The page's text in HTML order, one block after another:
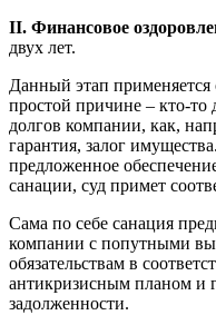
II. Финансовое
двух лет.
Данный этап применяется
простой причине – кто-то
долгов компании, как,
гарантия, залог
предложенное
санации, суд примет
Сама по себе санация
компании с попутными
обязательствам в
антикризисным планом и
задолженности.